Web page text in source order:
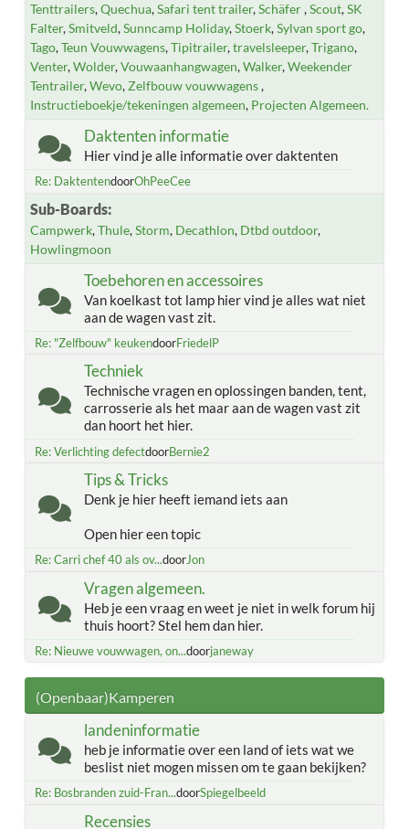
Tenttrailers Quechua Safari tent trailer Schäfer Scout SK
Falter Smitveld Sunncamp Holiday Stoerk Sylvan sport go
Tago Teun Vouwwagens Tipitrailer travelsleeper Trigano
Venter Wolder Vouwaanhangwagen Walker Weekender
Tentrailer Wevo Zelfbouw vouwwagens
Instructieboekje/tekeningen algemeen Projecten Algemeen.
Daktenten informatie
Hier vind je alle informatie over daktenten
Re: DaktentendoorOhPeeCee
Sub-Boards
Campwerk Thule Storm Decathlon Dtbd outdoor
Howlingmoon
Toebehoren en accessoires
Van koelkast tot lamp hier vind je alles wat niet
aan de wagen vast zit.
Re: "Zelfbouw" keukendoorFriedelP
Techniek
Technische vragen en oplossingen banden, tent,
carrosserie als het maar aan de wagen vast zit
dan hoort het hier.
Re: Verlichting defectdoorBernie2
Tips & Tricks
Denk je hier heeft iemand iets aan
Open hier een topic
Re: Carri chef 40 als ov...doorJon
Vragen algemeen.
Heb je een vraag en weet je niet in welk forum hij
thuis hoort? Stel hem dan hier.
Re: Nieuwe vouwwagen, on...doorjaneway
(Openbaar)Kamperen
landeninformatie
heb je informatie over een land of iets wat we
beslist niet mogen missen om te gaan bekijken?
Re: Bosbranden zuid-Fran...doorSpiegelbeeld
Recensies